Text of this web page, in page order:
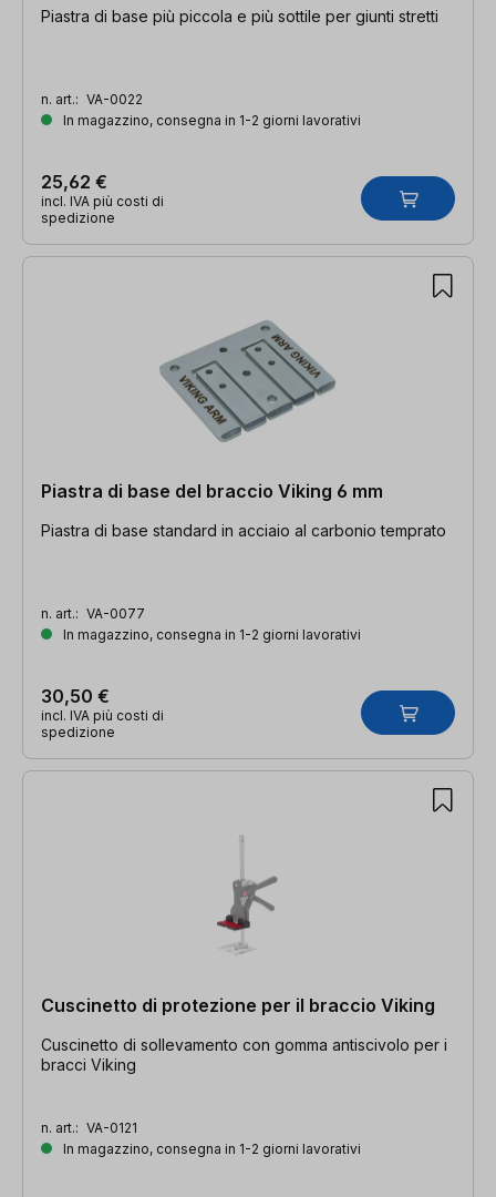
Piastra di base più piccola e più sottile per giunti stretti
n. art.: VA-0022
In magazzino, consegna in 1-2 giorni lavorativi
25,62 €
incl. IVA più costi di
spedizione
Piastra di base del braccio Viking 6 mm
Piastra di base standard in acciaio al carbonio temprato
n. art.: VA-0077
In magazzino, consegna in 1-2 giorni lavorativi
30,50 €
incl. IVA più costi di
spedizione
Cuscinetto di protezione per il braccio Viking
Cuscinetto di sollevamento con gomma antiscivolo per i
bracci Viking
n. art.: VA-0121
In magazzino, consegna in 1-2 giorni lavorativi